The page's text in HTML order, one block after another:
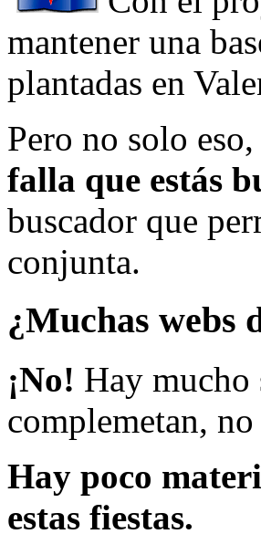
mantener una
plantadas en
Pero no solo eso,
falla que estás
buscador que
conjunta.
¿Muchas webs
¡No! Hay mucho
complemetan,
Hay poco
estas fiestas.